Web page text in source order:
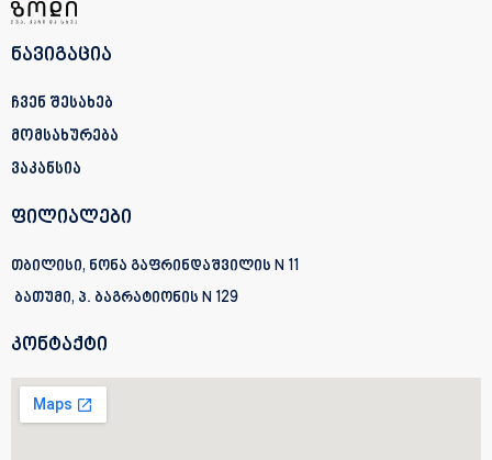
ნავიგაცია
ჩვენ შესახებ
მომსახურება
ვაკანსია
ფილიალები
თბილისი, ნონა გაფრინდაშვილის N 11
ბათუმი, პ. ბაგრატიონის N 129
კონტაქტი